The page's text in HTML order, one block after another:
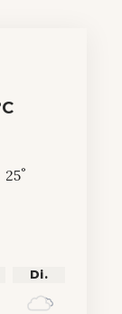
25°
Di.